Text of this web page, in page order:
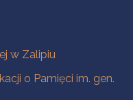
w Zalipiu
o Pamięci im. gen.